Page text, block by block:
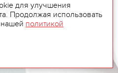
для улучшения
Продолжая использовать
нашей политикой